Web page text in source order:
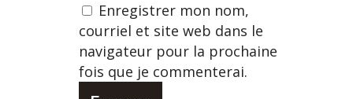
Enregistrer mon nom,
courriel et site web dans le
navigateur pour la prochaine
fois que je commenterai.